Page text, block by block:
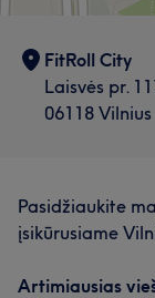
FitRoll City
Laisvės pr.
06118 Vilnius
Pasidžiaukite
įsikūrusiame
Artimiausias